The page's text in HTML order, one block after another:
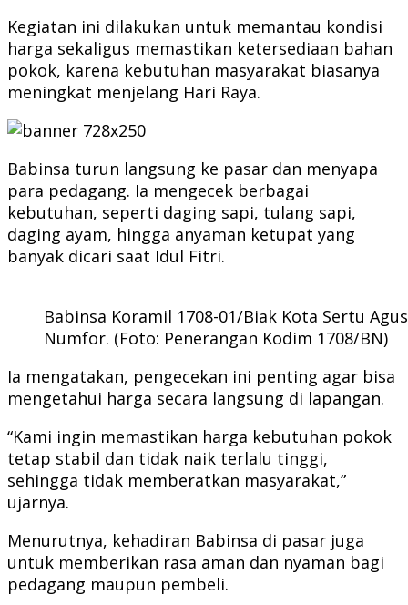
Kegiatan ini dilakukan untuk memantau kondisi
harga sekaligus memastikan ketersediaan bahan
pokok, karena kebutuhan masyarakat biasanya
meningkat menjelang Hari Raya.
Babinsa turun langsung ke pasar dan menyapa
para pedagang. Ia mengecek berbagai
kebutuhan, seperti daging sapi, tulang sapi,
daging ayam, hingga anyaman ketupat yang
banyak dicari saat Idul Fitri.
Babinsa Koramil 1708-01/Biak Kota Sertu
Numfor. (Foto: Penerangan Kodim 1708/BN)
Ia mengatakan, pengecekan ini penting agar bisa
mengetahui harga secara langsung di lapangan.
“Kami ingin memastikan harga kebutuhan pokok
tetap stabil dan tidak naik terlalu tinggi,
sehingga tidak memberatkan masyarakat,”
ujarnya.
Menurutnya, kehadiran Babinsa di pasar juga
untuk memberikan rasa aman dan nyaman bagi
pedagang maupun pembeli.